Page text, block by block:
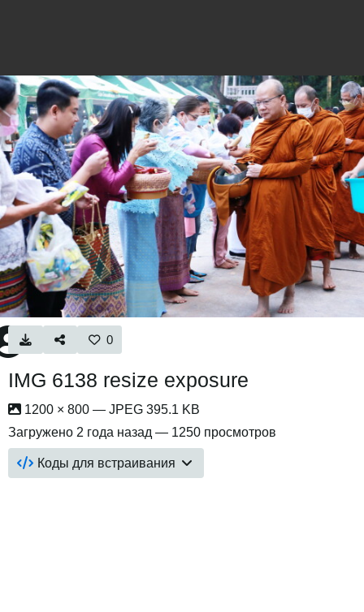
0
IMG 6138 resize exposure
1200 × 800 — JPEG 395.1 KB
Загружено 2 года назад — 1250 просмотров
Коды для встраивания